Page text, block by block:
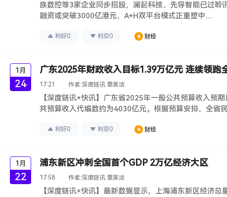
族数控等3家企业同步招股，澜起科技、先导智能已过
融资或突破3000亿港元，A+H双平台模式正重塑中…
利好0 利空0 财经
1月
24
广东2025年财政收入目标1.39万亿元 连续领跑
17:21 作者:深度链讯 覃美洁
【深度链讯×快讯】广东省2025年一般公共预算收入预
共预算收入代编数约为4030亿元。根据预算安排，全省
利好0 利空0 财经
1月
22
浦东新区冲刺全国首个GDP 2万亿经济大区
17:58 作者:深度链讯 覃美洁
【深度链讯×快讯】最新数据显示，上海浦东新区经济